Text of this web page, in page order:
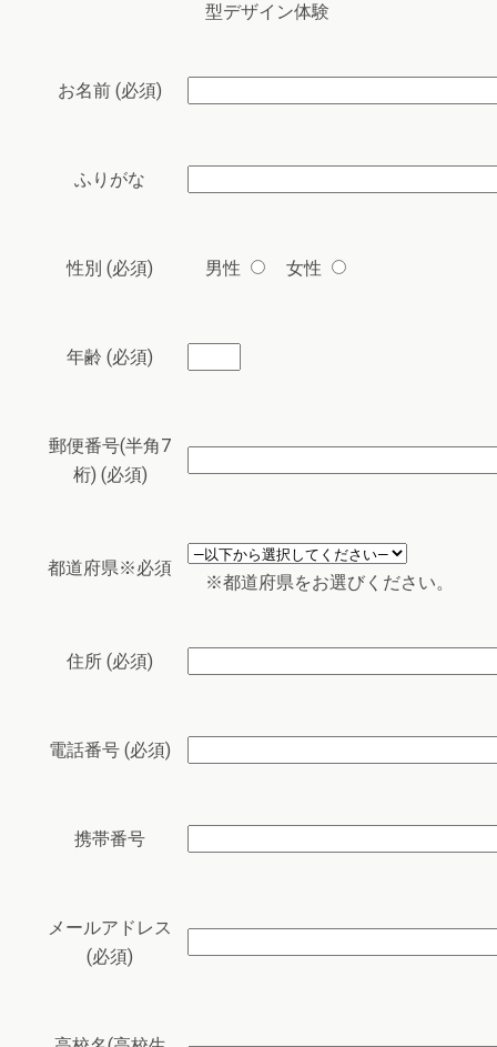
型デザイン体験
お名前 (必須)
ふりがな
性別 (必須) 男性 女性
年齢 (必須)
郵便番号(半角7
桁) (必須)
都道府県※必須
※都道府県をお選びください。
住所 (必須)
電話番号 (必須)
携帯番号
メールアドレス
(必須)